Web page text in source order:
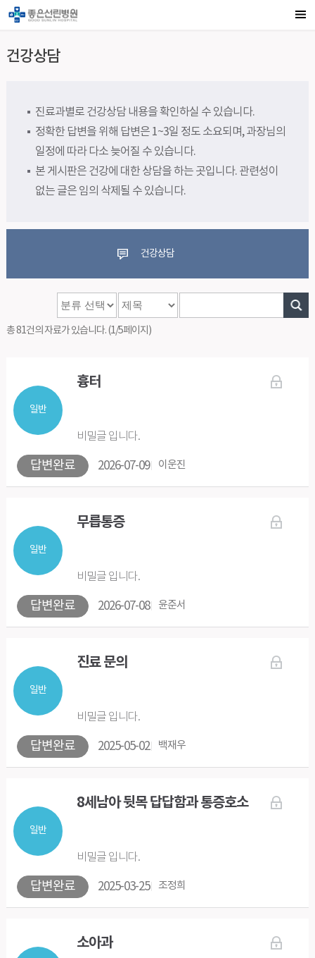
건강상담
진료과별로 건강상담 내용을 확인하실 수 있습니다.
정확한 답변을 위해 답변은 1~3일 정도 소요되며, 과장님의
일정에 따라 다소 늦어질 수 있습니다.
본 게시판은 건강에 대한 상담을 하는 곳입니다. 관련성이
없는 글은 임의 삭제될 수 있습니다.
건강상담
총 81건의 자료가 있습니다. (1/5페이지)
일반
흉터
답변완료
비밀글 입니다.
2026-07-09 이운진
일반
무릅통증
답변완료
비밀글 입니다.
2026-07-08 윤준서
일반
진료 문의
답변완료
비밀글 입니다.
2025-05-02 백재우
일반
8세남아 뒷목 답답함과 통증호소
답변완료
비밀글 입니다.
2025-03-25 조정희
소아과